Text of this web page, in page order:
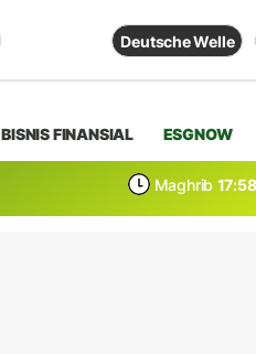
Deutsche Welle
BISNIS FINANSIAL ESGNOW
Maghrib